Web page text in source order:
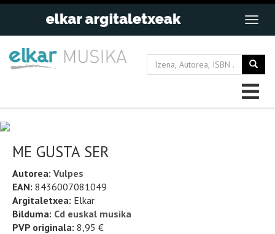
ME GUSTA SER
Autorea: Vulpes
EAN: 8436007081049
Argitaletxea: Elkar
Bilduma: Cd euskal musika
PVP originala: 8,95 €